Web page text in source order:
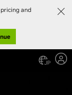
and
JP